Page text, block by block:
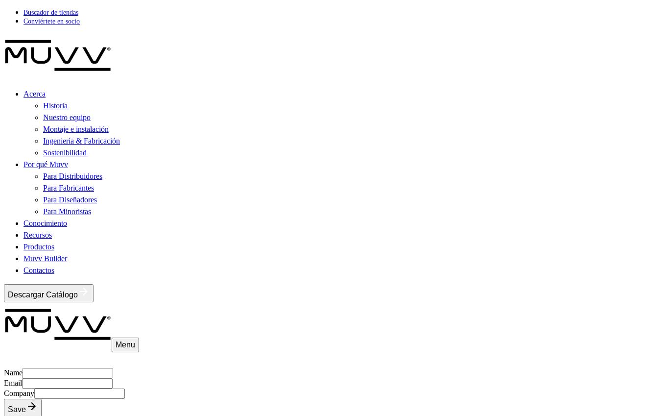
Buscador de tiendas
Conviértete en socio
Acerca
Historia
Nuestro equipo
Montaje e instalación
Ingeniería & Fabricación
Sostenibilidad
Por qué Muvv
Para Distribuidores
Para Fabricantes
Para Diseñadores
Para Minoristas
Conocimiento
Recursos
Productos
Muvv Builder
Contactos
Descargar Catálogo
Menu
Name
Email
Company
Save